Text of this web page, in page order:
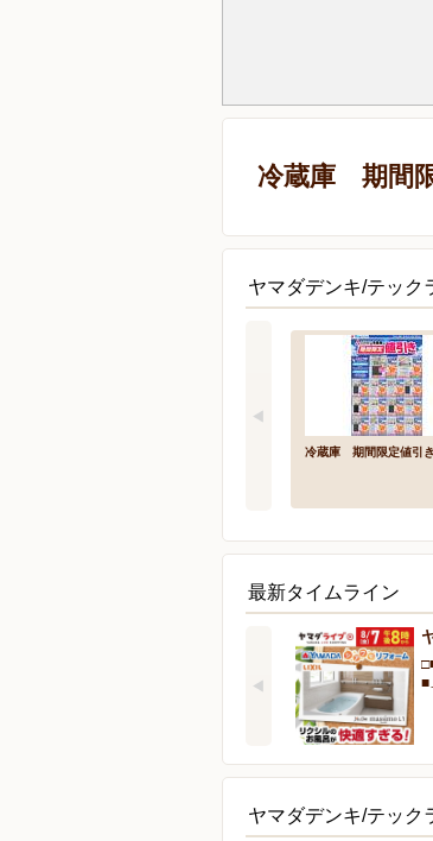
冷蔵庫 期間
ヤマダデンキ/テッ
冷蔵庫 期間限定値引き
最新タイムライン
ヤマダデンキ/テック